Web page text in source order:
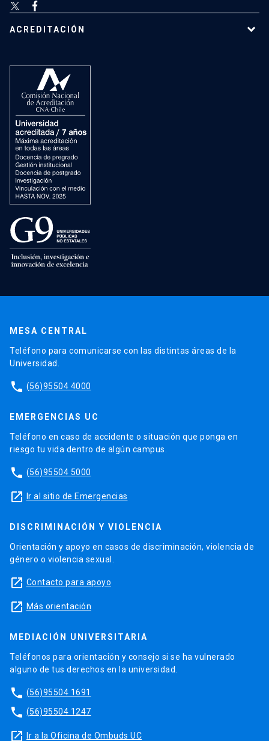
ACREDITACIÓN
MESA CENTRAL
Teléfono para comunicarse con las distintas áreas de la
Universidad.
phone (56)95504 4000
EMERGENCIAS UC
Teléfono en caso de accidente o situación que ponga en
riesgo tu vida dentro de algún campus.
phone (56)95504 5000
launch Ir al sitio de Emergencias
DISCRIMINACIÓN Y VIOLENCIA
Orientación y apoyo en casos de discriminación, violencia de
género o violencia sexual.
launch Contacto para apoyo
launch Más orientación
MEDIACIÓN UNIVERSITARIA
Teléfonos para orientación y consejo si se ha vulnerado
alguno de tus derechos en la universidad.
phone (56)95504 1691
phone (56)95504 1247
launch Ir a la Oficina de Ombuds UC